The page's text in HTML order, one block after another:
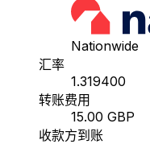
Nationwide
汇率
1.319400
转账费用
15.00 GBP
收款方到账